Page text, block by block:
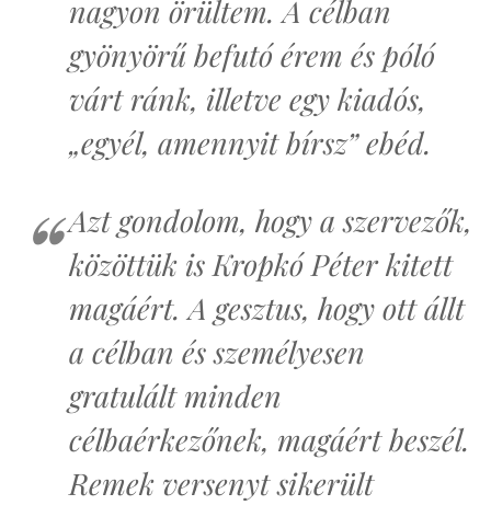
nagyon örültem. A célban
gyönyörű befutó érem és póló
várt ránk, illetve egy kiadós,
„egyél, amennyit bírsz” ebéd.
Azt gondolom, hogy a szervezők,
közöttük is Kropkó Péter kitett
magáért. A gesztus, hogy ott állt
a célban és személyesen
gratulált minden
célbaérkezőnek, magáért beszél.
Remek versenyt sikerült